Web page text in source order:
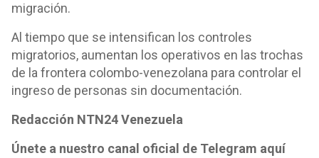
migración.
Al tiempo que se intensifican los controles
migratorios, aumentan los operativos en las trochas
de la frontera colombo-venezolana para controlar el
ingreso de personas sin documentación.
Redacción NTN24 Venezuela
Únete a nuestro canal oficial de Telegram aquí